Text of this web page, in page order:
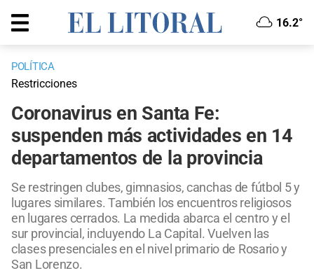
16.2°
POLÍTICA
Restricciones
Coronavirus en Santa Fe:
suspenden más actividades en 14
departamentos de la provincia
Se restringen clubes, gimnasios, canchas de fútbol 5 y
lugares similares. También los encuentros religiosos
en lugares cerrados. La medida abarca el centro y el
sur provincial, incluyendo La Capital. Vuelven las
clases presenciales en el nivel primario de Rosario y
San Lorenzo.